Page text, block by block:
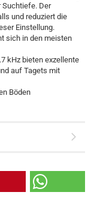
Suchtiefe. Der
und reduziert die
Einstellung.
sich in den meisten
kHz bieten exzellente
auf Tagets mit
Böden